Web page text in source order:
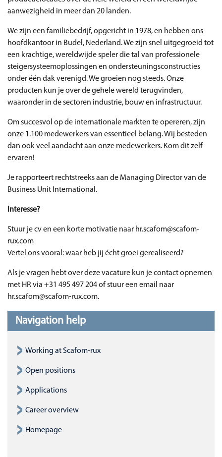
aanwezigheid in meer dan 20 landen.
We zijn een familiebedrijf, opgericht in 1978, en hebben ons
hoofdkantoor in Budel, Nederland. We zijn snel uitgegroeid tot
een krachtige, wereldwijde speler die tal van professionele
steigersysteemoplossingen en ondersteuningsconstructies
onder één dak verenigd. We groeien nog steeds. Onze
producten kun je over de gehele wereld terugvinden,
waaronder in de sectoren industrie, bouw en infrastructuur.
Om succesvol op de internationale markten te opereren, zijn
onze 1.100 medewerkers van essentieel belang. Wij besteden
dan ook veel aandacht aan onze medewerkers. Kom dit zelf
ervaren!
Je rapporteert rechtstreeks aan de Managing Director van de
Business Unit International.
Interesse?
Stuur je cv en een korte motivatie naar hr.scafom@scafom-
rux.com
Vertel ons vooral: waar heb jij écht groei gerealiseerd?
Als je vragen hebt over deze vacature kun je contact opnemen
met HR via +31 495 497 204 of stuur een email naar
hr.scafom@scafom-rux.com.
Navigation help
Working at Scafom-rux
Open positions
Applications
Career overview
Homepage